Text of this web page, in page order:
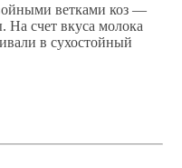
ветками коз —
счет вкуса молока
в сухостойный